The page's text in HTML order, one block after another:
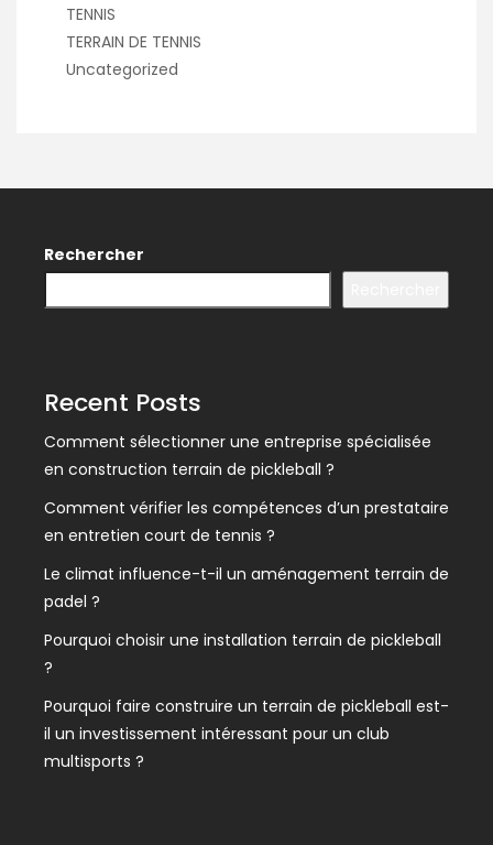
TENNIS
TERRAIN DE TENNIS
Uncategorized
Rechercher
Recent Posts
Comment sélectionner une entreprise spécialisée
en construction terrain de pickleball ?
Comment vérifier les compétences d’un prestataire
en entretien court de tennis ?
Le climat influence-t-il un aménagement terrain de
padel ?
Pourquoi choisir une installation terrain de pickleball
?
Pourquoi faire construire un terrain de pickleball est-
il un investissement intéressant pour un club
multisports ?